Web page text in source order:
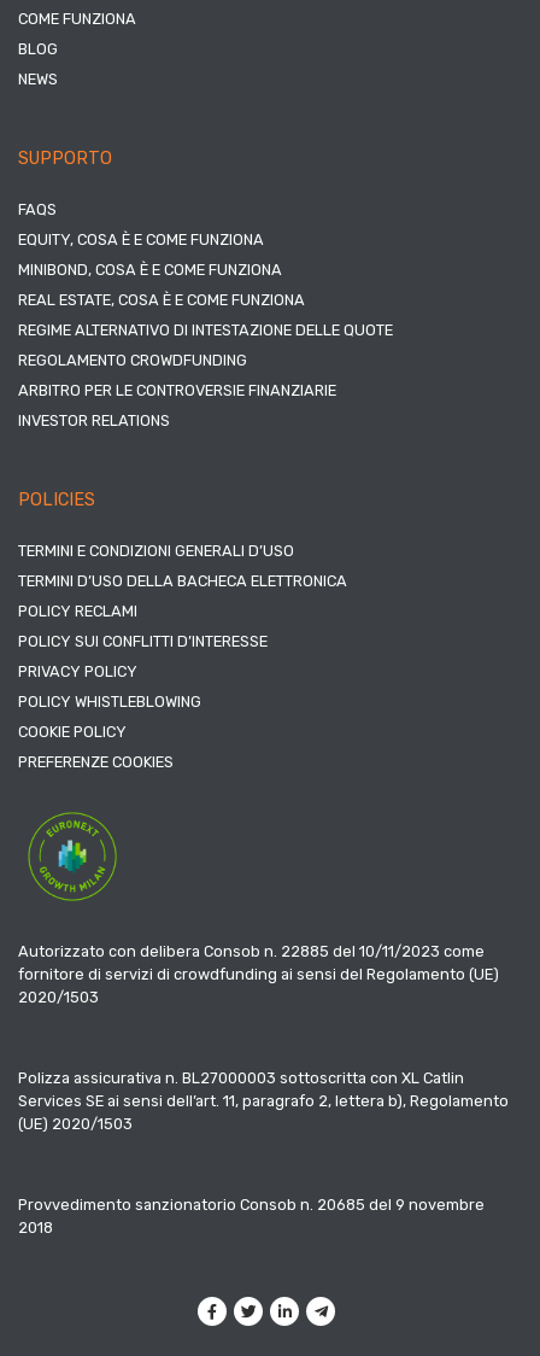
COME FUNZIONA
BLOG
NEWS
SUPPORTO
FAQS
EQUITY, COSA È E COME FUNZIONA
MINIBOND, COSA È E COME FUNZIONA
REAL ESTATE, COSA È E COME FUNZIONA
REGIME ALTERNATIVO DI INTESTAZIONE DELLE QUOTE
REGOLAMENTO CROWDFUNDING
ARBITRO PER LE CONTROVERSIE FINANZIARIE
INVESTOR RELATIONS
POLICIES
TERMINI E CONDIZIONI GENERALI D’USO
TERMINI D’USO DELLA BACHECA ELETTRONICA
POLICY RECLAMI
POLICY SUI CONFLITTI D’INTERESSE
PRIVACY POLICY
POLICY WHISTLEBLOWING
COOKIE POLICY
PREFERENZE COOKIES
Autorizzato con delibera Consob n. 22885 del 10/11/2023 come
fornitore di servizi di crowdfunding ai sensi del Regolamento (UE)
2020/1503
Polizza assicurativa n. BL27000003 sottoscritta con XL Catlin
Services SE ai sensi dell’art. 11, paragrafo 2, lettera b), Regolamento
(UE) 2020/1503
Provvedimento sanzionatorio Consob n. 20685 del 9 novembre
2018